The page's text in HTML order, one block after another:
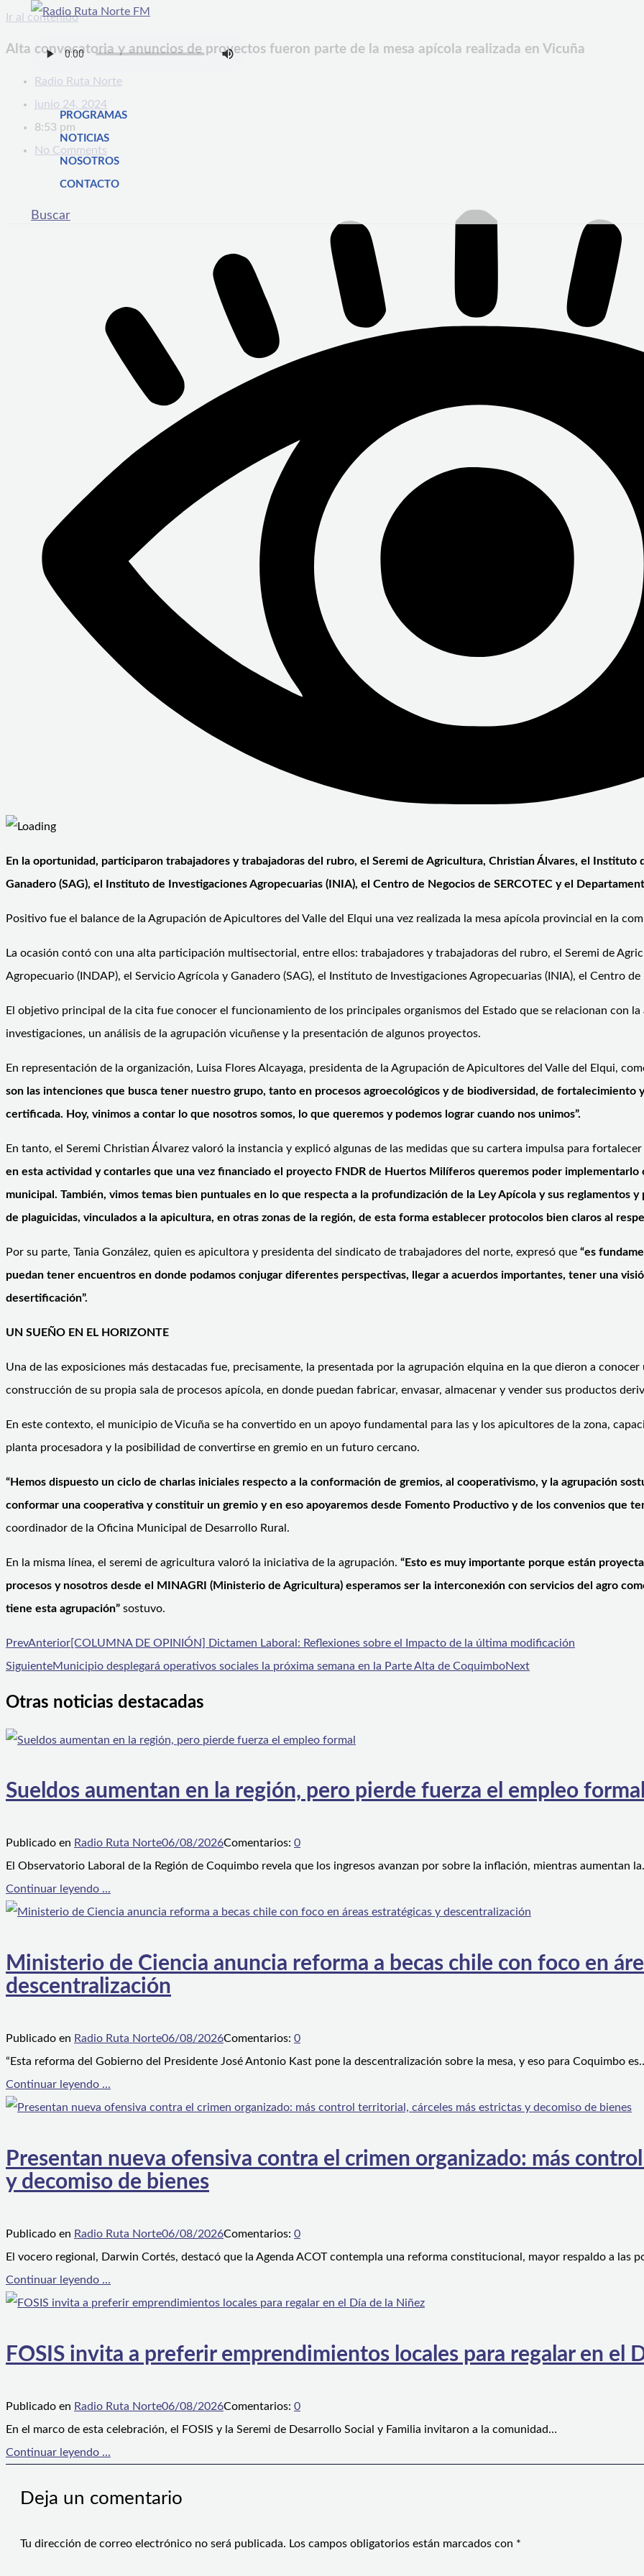
Ir al contenido
PROGRAMAS
NOTICIAS
NOSOTROS
CONTACTO
Buscar
Alta convocatoria y anuncios de proyectos fueron parte de la mesa apícola realizada en Vicuña
Radio Ruta Norte
junio 24, 2024
8:53 pm
No Comments
En la oportunidad, participaron trabajadores y trabajadoras del rubro, el Seremi de Agricultura, Christian Álvares, el Instituto
Ganadero (SAG), el Instituto de Investigaciones Agropecuarias (INIA), el Centro de Negocios de SERCOTEC y el
Positivo fue el balance de la Agrupación de Apicultores del Valle del Elqui una vez realizada la mesa apícola provincial en la
La ocasión contó con una alta participación multisectorial, entre ellos: trabajadores y trabajadoras del rubro, el Seremi de
Agropecuario (INDAP), el Servicio Agrícola y Ganadero (SAG), el Instituto de Investigaciones Agropecuarias (INIA), el Centro
El objetivo principal de la cita fue conocer el funcionamiento de los principales organismos del Estado que se relacionan con
investigaciones, un análisis de la agrupación vicuñense y la presentación de algunos proyectos.
En representación de la organización, Luisa Flores Alcayaga, presidenta de la Agrupación de Apicultores del Valle del Elqui,
son las intenciones que busca tener nuestro grupo, tanto en procesos agroecológicos y de biodiversidad, de fortalecimiento
certificada. Hoy, vinimos a contar lo que nosotros somos, lo que queremos y podemos lograr cuando nos unimos”.
En tanto, el Seremi Christian Álvarez valoró la instancia y explicó algunas de las medidas que su cartera impulsa para
en esta actividad y contarles que una vez financiado el proyecto FNDR de Huertos Milíferos queremos poder
municipal. También, vimos temas bien puntuales en lo que respecta a la profundización de la Ley Apícola y sus reglamentos
de plaguicidas, vinculados a la apicultura, en otras zonas de la región, de esta forma establecer protocolos bien claros al
Por su parte, Tania González, quien es apicultora y presidenta del sindicato de trabajadores del norte, expresó que “es
puedan tener encuentros en donde podamos conjugar diferentes perspectivas, llegar a acuerdos importantes, tener una
desertificación”.
UN SUEÑO EN EL HORIZONTE
Una de las exposiciones más destacadas fue, precisamente, la presentada por la agrupación elquina en la que dieron a
construcción de su propia sala de procesos apícola, en donde puedan fabricar, envasar, almacenar y vender sus productos
En este contexto, el municipio de Vicuña se ha convertido en un apoyo fundamental para las y los apicultores de la zona,
planta procesadora y la posibilidad de convertirse en gremio en un futuro cercano.
“Hemos dispuesto un ciclo de charlas iniciales respecto a la conformación de gremios, al cooperativismo, y la agrupación
conformar una cooperativa y constituir un gremio y en eso apoyaremos desde Fomento Productivo y de los convenios que
coordinador de la Oficina Municipal de Desarrollo Rural.
En la misma línea, el seremi de agricultura valoró la iniciativa de la agrupación. “Esto es muy importante porque están
procesos y nosotros desde el MINAGRI (Ministerio de Agricultura) esperamos ser la interconexión con servicios del agro
tiene esta agrupación” sostuvo.
PrevAnterior[COLUMNA DE OPINIÓN] Dictamen Laboral: Reflexiones sobre el Impacto de la última modificación
SiguienteMunicipio desplegará operativos sociales la próxima semana en la Parte Alta de CoquimboNext
Otras noticias destacadas
Sueldos aumentan en la región, pero pierde fuerza el empleo
Publicado en Radio Ruta Norte06/08/2026Comentarios: 0
El Observatorio Laboral de la Región de Coquimbo revela que los ingresos avanzan por sobre la inflación, mientras aumentan
Continuar leyendo ...
Ministerio de Ciencia anuncia reforma a becas chile con foco en
descentralización
Publicado en Radio Ruta Norte06/08/2026Comentarios: 0
“Esta reforma del Gobierno del Presidente José Antonio Kast pone la descentralización sobre la mesa, y eso para Coquimbo
Continuar leyendo ...
Presentan nueva ofensiva contra el crimen organizado: más
y decomiso de bienes
Publicado en Radio Ruta Norte06/08/2026Comentarios: 0
El vocero regional, Darwin Cortés, destacó que la Agenda ACOT contempla una reforma constitucional, mayor respaldo a las
Continuar leyendo ...
FOSIS invita a preferir emprendimientos locales para regalar en el
Publicado en Radio Ruta Norte06/08/2026Comentarios: 0
En el marco de esta celebración, el FOSIS y la Seremi de Desarrollo Social y Familia invitaron a la comunidad…
Continuar leyendo ...
Deja un comentario
Tu dirección de correo electrónico no será publicada. Los campos obligatorios están marcados con *